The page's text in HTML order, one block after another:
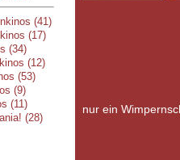
(41)
(17)
(34)
(12)
(53)
(9)
(11)
(28)
nur ein